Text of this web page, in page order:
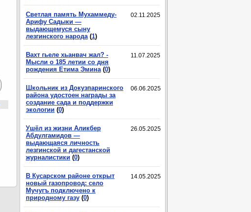
02.11.2025
Светлая память Мухаммеду-
Арифу Садыки —
выдающемуся сыну
лезгинского народа (1)
11.07.2025
Вахт гьеле хьанвач жал? -
Мысли о 185 летии со дня
рождения Етима Эмина (0)
06.06.2025
Школьник из Докузпаринского
района удостоен награды за
создание сада и поддержки
экологии (0)
26.05.2025
Ушёл из жизни Аликбер
Абдулгамидов —
выдающаяся личность
лезгинской и дагестанской
журналистики (0)
14.05.2025
В Кусарском районе открыт
новый газопровод: село
Мучугъ подключено к
природному газу (0)